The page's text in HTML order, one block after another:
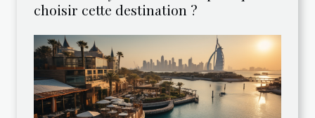
choisir cette destination ?